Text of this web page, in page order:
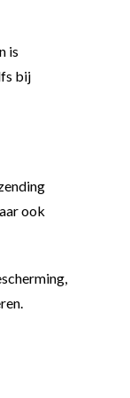
is
bij
ook